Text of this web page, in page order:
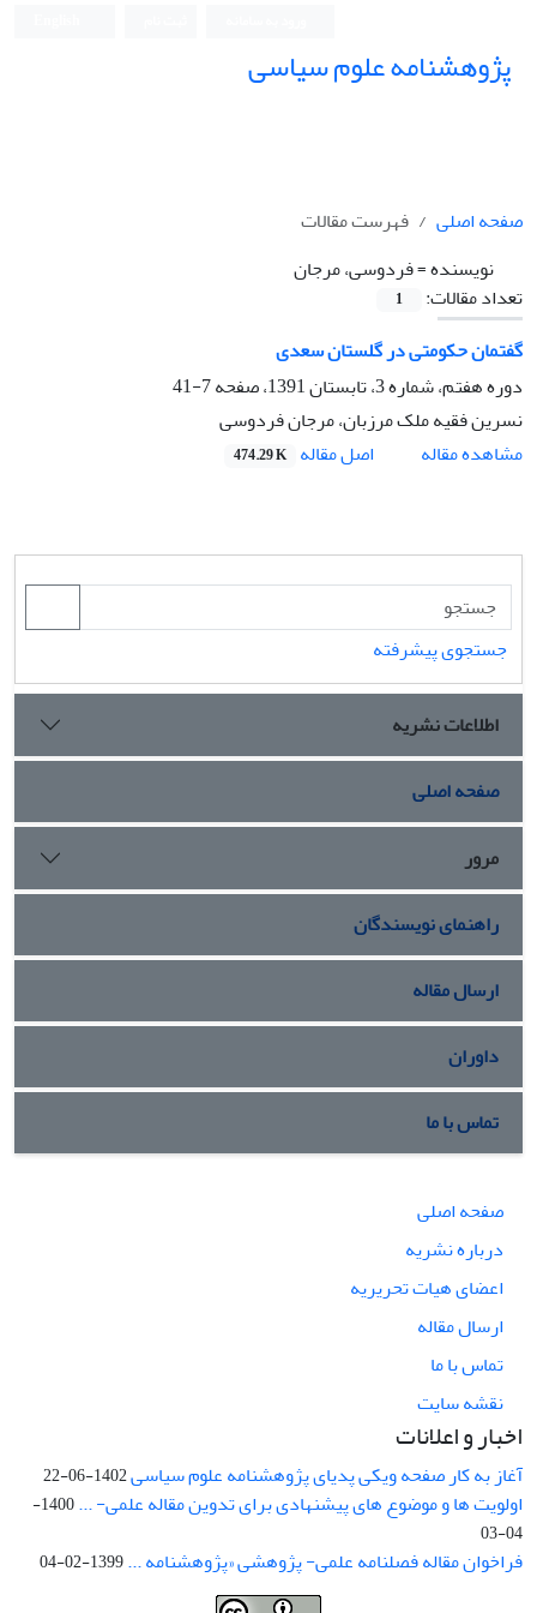
پژوهشنامه علوم سیاسی
صفحه اصلی
فهرست مقالات
نویسنده =فردوسی، مرجان
تعداد مقالات:
1
گفتمان حکومتی در گلستان سعدی
دوره هفتم، شماره 3، تابستان 1391، صفحه
7-41
نسرین فقیه ملک مرزبان، مرجان فردوسی
مشاهده مقاله
اصل مقاله 474.29 K
جستجوی پیشرفته
اطلاعات نشریه
صفحه اصلی
مرور
راهنمای نویسندگان
ارسال مقاله
داوران
تماس با ما
صفحه اصلی
درباره نشریه
اعضای هیات تحریریه
ارسال مقاله
تماس با ما
نقشه سایت
اخبار و اعلانات
آغاز به کار صفحه ویکی پدیای پژوهشنامه علوم سیاسی1402-06-22
اولویت ها و موضوع های پیشنهادی برای تدوین مقاله علمی- ...
1400-
04-03
فراخوان مقاله فصلنامه علمی- پژوهشی «پژوهشنامه ...1399-02-04